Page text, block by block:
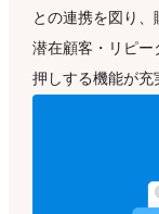
との連携を図り、
潜在顧客・リピー
押しする機能が充